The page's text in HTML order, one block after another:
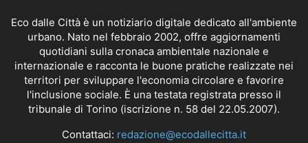
Eco dalle Città è un notiziario digitale dedicato all'ambiente
urbano. Nato nel febbraio 2002, offre aggiornamenti
quotidiani sulla cronaca ambientale nazionale e
internazionale e racconta le buone pratiche realizzate nei
territori per sviluppare l'economia circolare e favorire
l'inclusione sociale. È una testata registrata presso il
tribunale di Torino (iscrizione n. 58 del 22.05.2007).
Contattaci: redazione@ecodallecitta.it